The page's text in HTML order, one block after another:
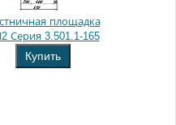
площадка
Серия 3.501.1-165
Купить